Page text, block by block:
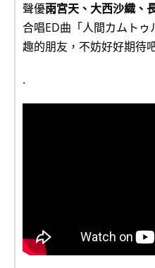
聲優雨宮天、大西沙織、
合唱ED曲「人間カムト
趣的朋友，不妨好好期待
.